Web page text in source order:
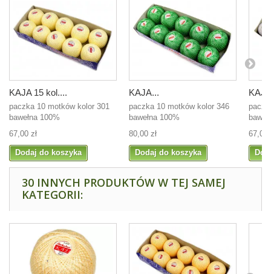
KAJA 15 kol....
paczka 10 motków kolor 301
bawełna 100%
67,00 zł
Dodaj do koszyka
KAJA...
paczka 10 motków kolor 346
bawełna 100%
80,00 zł
Dodaj do koszyka
67,00
30 INNYCH PRODUKTÓW W TEJ SAMEJ
KATEGORII: